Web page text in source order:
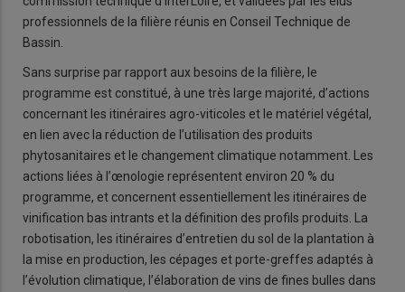
professionnels de la filière réunis en Conseil Technique de
Bassin.
Sans surprise par rapport aux besoins de la filière, le
programme est constitué, à une très large majorité, d’actions
concernant les itinéraires agro-viticoles et le matériel végétal,
en lien avec la réduction de l’utilisation des produits
phytosanitaires et le changement climatique notamment. Les
actions liées à l’œnologie représentent environ 20 % du
programme, et concernent essentiellement les itinéraires de
vinification bas intrants et la définition des profils produits. La
robotisation, les itinéraires d’entretien du sol de la plantation à
la mise en production, les cépages et porte-greffes adaptés à
l’évolution climatique, l’élaboration de vins de fines bulles dans